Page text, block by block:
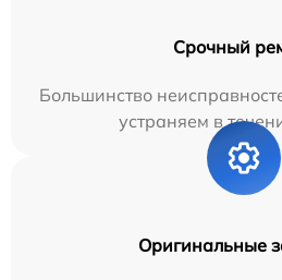
Срочный
Большинство
устраняем в
Оригинальные